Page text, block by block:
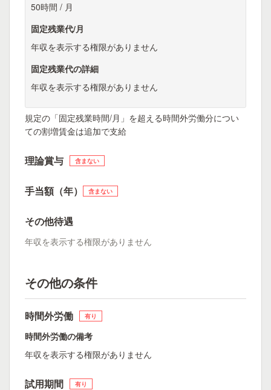
50時間 / 月
固定残業代/月
年収を表示する権限がありません
固定残業代の詳細
年収を表示する権限がありません
規定の「固定残業時間/月」を超える時間外労働分につい
ての割増賃金は追加で支給
理論賞与 含まない
手当額（年） 含まない
その他待遇
年収を表示する権限がありません
その他の条件
時間外労働 有り
時間外労働の備考
年収を表示する権限がありません
試用期間 有り